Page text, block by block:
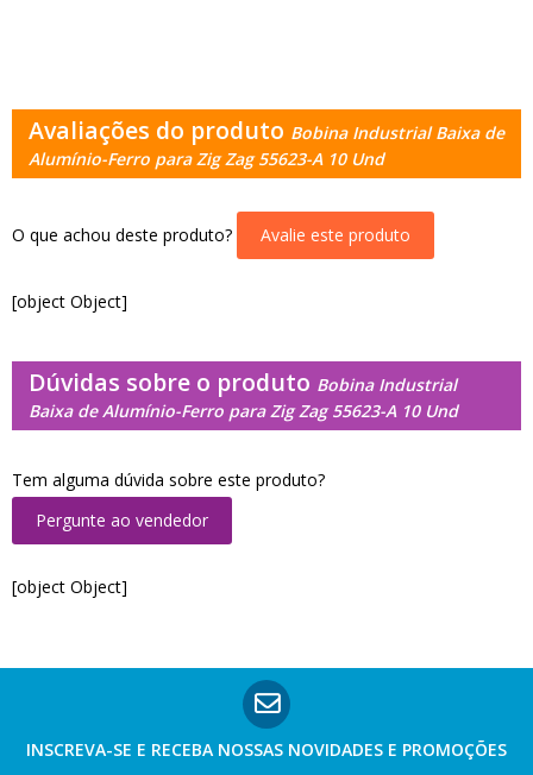
Avaliações do produto Bobina Industrial Baixa de
Alumínio-Ferro para Zig Zag 55623-A 10 Und
O que achou deste produto? Avalie este produto
[object Object]
Dúvidas sobre o produto Bobina Industrial
Baixa de Alumínio-Ferro para Zig Zag 55623-A 10 Und
Tem alguma dúvida sobre este produto?
Pergunte ao vendedor
[object Object]
INSCREVA-SE E RECEBA NOSSAS NOVIDADES E PROMOÇÕES